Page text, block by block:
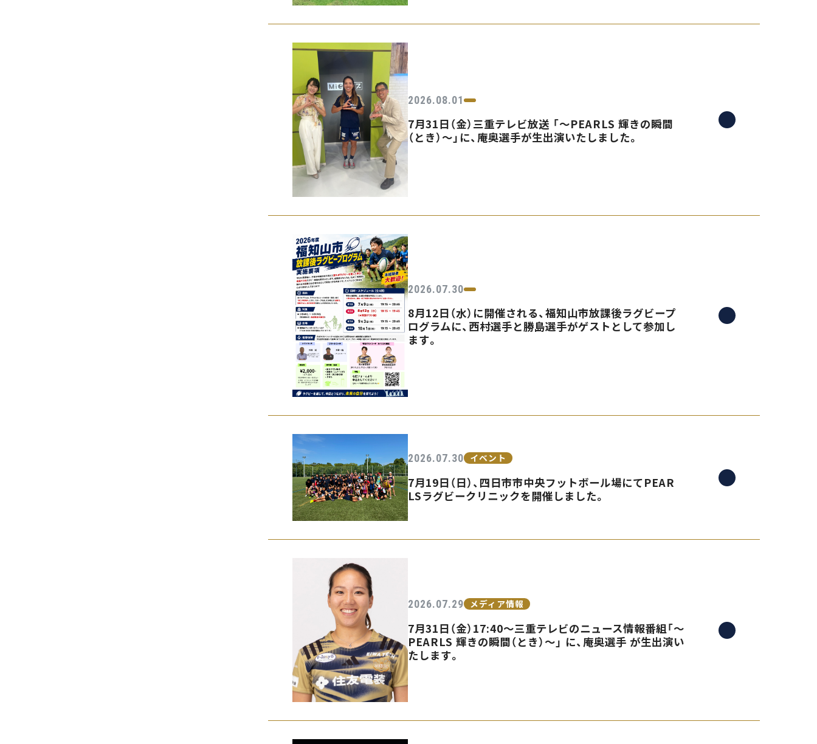
2026.08.01
7月31日（金）三重テレビ放送 「〜PEARLS 輝きの瞬間
（とき）〜」に、庵奥選手が生出演いたしました。
2026.07.30
8月12日（水）に開催される、福知山市放課後ラグビープ
ログラムに、西村選手と勝島選手がゲストとして参加し
ます。
2026.07.30 イベント
7月19日（日）、四日市市中央フットボール場にてPEAR
LSラグビークリニックを開催しました。
2026.07.29 メディア情報
7月31日（金）17:40〜三重テレビのニュース情報番組「〜
PEARLS 輝きの瞬間（とき）〜」 に、庵奥選手 が生出演い
たします。